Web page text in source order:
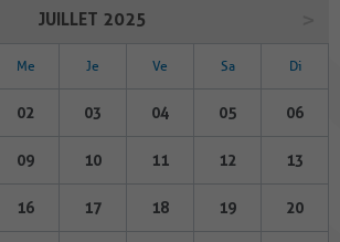
JUILLET 2025
Me Je Ve Sa Di
02 03 04 05 06
09 10 11 12 13
16 17 18 19 20